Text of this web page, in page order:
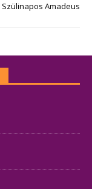
Szülinapos Amadeus